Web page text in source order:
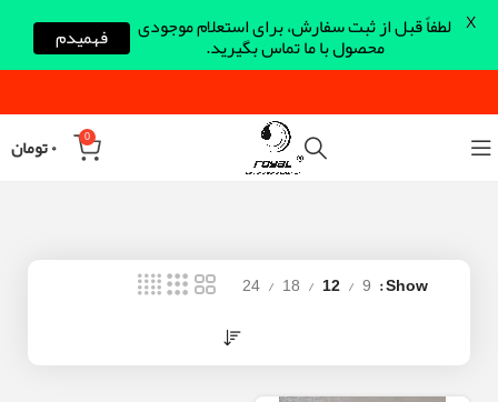
0 ۰تومان
Show
9
12
18
24
لطفاً قبل از ثبت سفارش، برای استعلام موجودی
محصول با ما تماس بگیرید. فهمیدم X